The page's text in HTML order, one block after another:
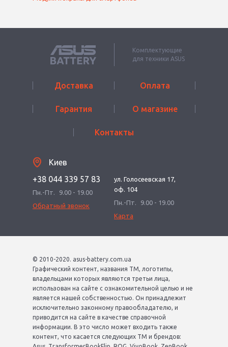
Комплектующие
для техники ASUS
Доставка Оплата
Гарантия О магазине
Контакты
Киев
+38 044 339 57 83
Пн.-Пт.
9.00 - 19.00
Обратный звонок
ул. Голосеевская 17,
оф. 104
Пн.-Пт.
9.00 - 19.00
Карта
© 2010-2020. asus-battery.com.ua
Графический контент, названия ТМ, логотипы,
владельцами которых являются третьи лица,
использован на сайте с ознакомительной целью и не
является нашей собственностью. Он принадлежит
исключительно законному правообладателю, и
приводится на сайте в качестве справочной
информации. В это число может входить также
контент, что касается следующих ТМ и брендов: